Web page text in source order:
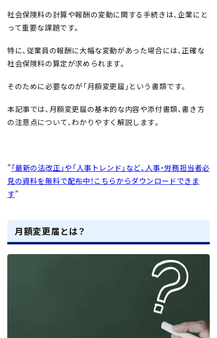
社会保険料の計算や報酬の変動に関する手続きは、企業にと
って重要な課題です。
特に、従業員の報酬に大幅な変動があった場合には、正確な
社会保険料の算定が求められます。
そのために必要なのが「月額変更届」という書類です。
本記事では、月額変更届の基本的な内容や添付書類、書き方
の注意点について、わかりやすく解説します。
”「最新の法改正」や「人事トレンド」など、人事・労務担当者必
見の資料を無料で配布中！こちらからダウンロードできま
す”
月額変更届とは？